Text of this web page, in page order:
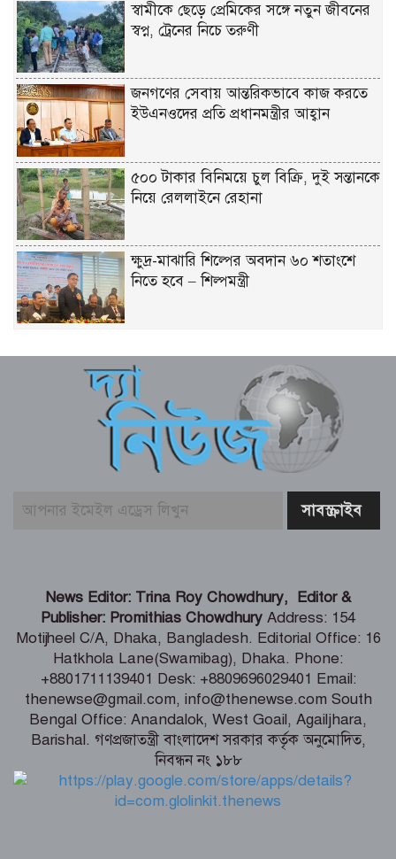
স্বামীকে ছেড়ে প্রেমিকের সঙ্গে নতুন জীবনের
স্বপ্ন, ট্রেনের নিচে তরুণী
জনগণের সেবায় আন্তরিকভাবে কাজ করতে
ইউএনওদের প্রতি প্রধানমন্ত্রীর আহ্বান
৫০০ টাকার বিনিময়ে চুল বিক্রি, দুই সন্তানকে
নিয়ে রেললাইনে রেহানা
ক্ষুদ্র-মাঝারি শিল্পের অবদান ৬০ শতাংশে
নিতে হবে – শিল্পমন্ত্রী
কাজ করছে সরকার – প্রতিমন্ত্রী সুলতান
যশোর সিমান্ত এলাকায় বিজিবি অভিযানে
মাদকদ্রব্য ও চোরাচালান পণ্যসহ আটক-১
বাঁশখালীকে বন্যা মুক্ত করার পদক্ষেপ নেয়া
হাওরে বাড়বে মাছের অভয়াশ্রম, ইজারা প্রথা
বাতিলের উদ্যোগ – মৎস্য ও প্রাণিসম্পদ এবং
কৃষিমন্ত্রী
তরুণদের নেতৃত্বেই টেকসই হবে প্রযুক্তিনির্ভর
উন্নয়ন – তথ্যপ্রযুক্তি মন্ত্রী
বেনাপোল ইমিগ্রেশন পরিদর্শনে এসবি প্রধান,
যাত্রী হয়রানি বন্ধের নির্দেশ
News Editor: Trina Roy Chowdhury, Editor &
Publisher: Promithias Chowdhury Address: 154
Motijheel C/A, Dhaka, Bangladesh. Editorial Office: 16
Hatkhola Lane(Swamibag), Dhaka. Phone:
+8801711139401 Desk: +8809696029401 Email:
thenewse@gmail.com, info@thenewse.com South
Bengal Office: Anandalok, West Goail, Agailjhara,
Barishal. গণপ্রজাতন্ত্রী বাংলাদেশ সরকার কর্তৃক অনুমোদিত,
নিবন্ধন নং ১৮৮